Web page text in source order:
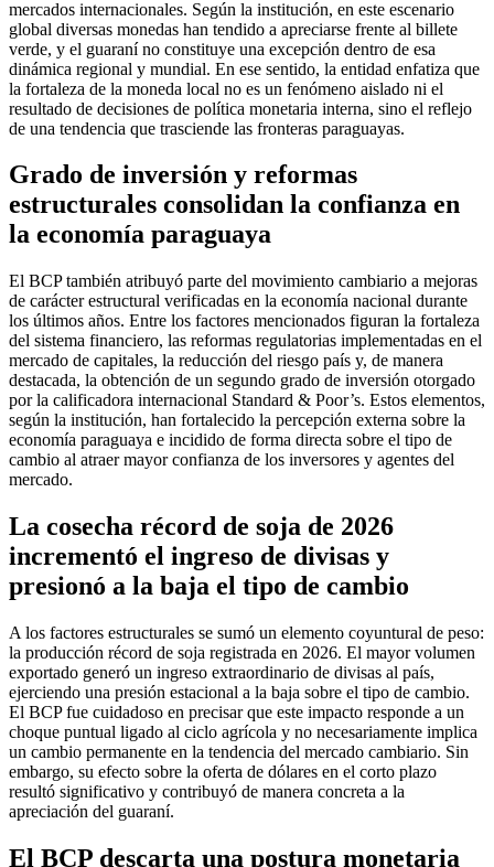
mercados internacionales. Según la institución, en este escenario
global diversas monedas han tendido a apreciarse frente al billete
verde, y el guaraní no constituye una excepción dentro de esa
dinámica regional y mundial. En ese sentido, la entidad enfatiza que
la fortaleza de la moneda local no es un fenómeno aislado ni el
resultado de decisiones de política monetaria interna, sino el reflejo
de una tendencia que trasciende las fronteras paraguayas.
Grado de inversión y reformas
estructurales consolidan la confianza en
la economía paraguaya
El BCP también atribuyó parte del movimiento cambiario a mejoras
de carácter estructural verificadas en la economía nacional durante
los últimos años. Entre los factores mencionados figuran la fortaleza
del sistema financiero, las reformas regulatorias implementadas en el
mercado de capitales, la reducción del riesgo país y, de manera
destacada, la obtención de un segundo grado de inversión otorgado
por la calificadora internacional Standard & Poor’s. Estos elementos,
según la institución, han fortalecido la percepción externa sobre la
economía paraguaya e incidido de forma directa sobre el tipo de
cambio al atraer mayor confianza de los inversores y agentes del
mercado.
La cosecha récord de soja de 2026
incrementó el ingreso de divisas y
presionó a la baja el tipo de cambio
A los factores estructurales se sumó un elemento coyuntural de peso:
la producción récord de soja registrada en 2026. El mayor volumen
exportado generó un ingreso extraordinario de divisas al país,
ejerciendo una presión estacional a la baja sobre el tipo de cambio.
El BCP fue cuidadoso en precisar que este impacto responde a un
choque puntual ligado al ciclo agrícola y no necesariamente implica
un cambio permanente en la tendencia del mercado cambiario. Sin
embargo, su efecto sobre la oferta de dólares en el corto plazo
resultó significativo y contribuyó de manera concreta a la
apreciación del guaraní.
El BCP descarta una postura monetaria